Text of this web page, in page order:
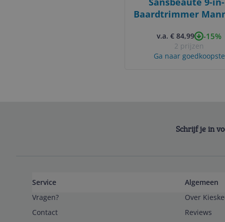
Baardtrimmer
Lichaam - Incl. 9
opzetstukken -
Bodygroomer
Trimapparaat -
Machine -
v.a. € 84,99 -15%
2 prijzen
Ga naar goedkoopste
Schrijf je in
Service
Vragen?
Contact
Algemeen
Over
Reviews